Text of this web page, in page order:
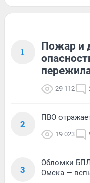
1
Пожар и
29 112
2
ПВО
19 023
3
Обломки
Омска —